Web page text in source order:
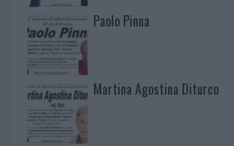
Paolo Pinna
Martina Agostina Diturco